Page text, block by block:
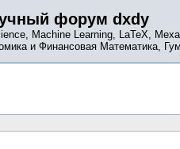
форум dxdy
Machine Learning, LaTeX,
и Финансовая Математика,